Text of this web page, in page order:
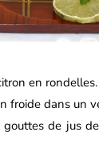
en rondelles.
froide dans un
gouttes de jus